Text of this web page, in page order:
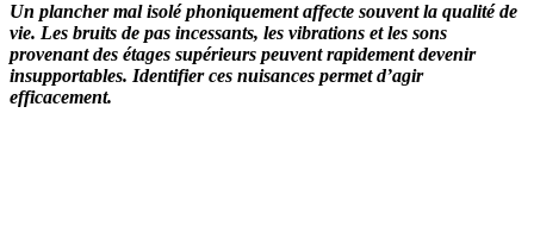
Un plancher mal isolé phoniquement affecte souvent la qualité de
vie. Les bruits de pas incessants, les vibrations et les sons
provenant des étages supérieurs peuvent rapidement devenir
insupportables. Identifier ces nuisances permet d’agir
efficacement.